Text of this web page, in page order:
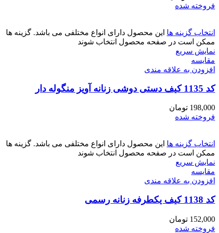
فروخته شده
انتخاب گزینه ها این محصول دارای انواع مختلفی می باشد. گزینه ها
ممکن است در صفحه محصول انتخاب شوند
نمایش سریع
مقايسه
افزودن به علاقه مندی
کد 1135 کیف دستی دوشی زنانه آویز منگوله دار
198,000 تومان
فروخته شده
انتخاب گزینه ها این محصول دارای انواع مختلفی می باشد. گزینه ها
ممکن است در صفحه محصول انتخاب شوند
نمایش سریع
مقايسه
افزودن به علاقه مندی
کد 1138 کیف یکطرفه زنانه رسمی
152,000 تومان
فروخته شده